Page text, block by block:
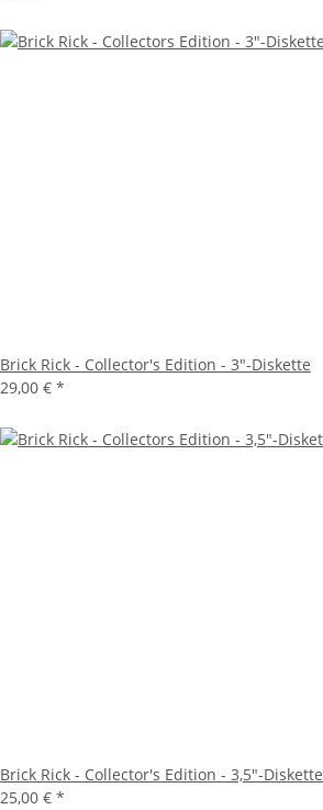
Brick Rick - Collector's Edition - 3"-Diskette
29,00 € *
Brick Rick - Collector's Edition - 3,5"-Diskette
25,00 € *